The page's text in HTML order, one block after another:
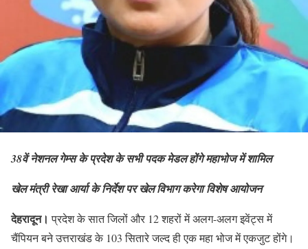
38वें नेशनल गेम्स के प्रदेश के सभी पदक मेडल होंगे महाभोज में शामिल
खेल मंत्री रेखा आर्या के निर्देश पर खेल विभाग करेगा विशेष आयोजन
देहरादून। प्रदेश के सात जिलों और 12 शहरों में अलग-अलग इवेंट्स में
चैंपियन बने उत्तराखंड के 103 सितारे जल्द ही एक महा भोज में एकजुट होंगे।